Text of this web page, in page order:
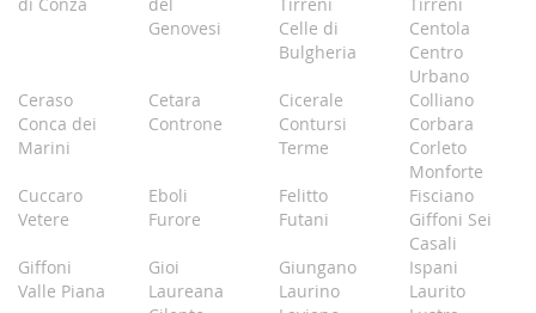
Genovesi
Celle di
Bulgheria
Centola
Centro
Urbano
Ceraso
Cetara Cicerale
Colliano
Conca dei
Marini
Controne
Contursi
Terme
Corbara
Corleto
Monforte
Cuccaro
Vetere
Eboli Felitto
Fisciano
Furore
Futani
Giffoni Sei
Casali
Giffoni
Valle Piana
Gioi Giungano
Ispani
Laureana
Laurino
Laurito